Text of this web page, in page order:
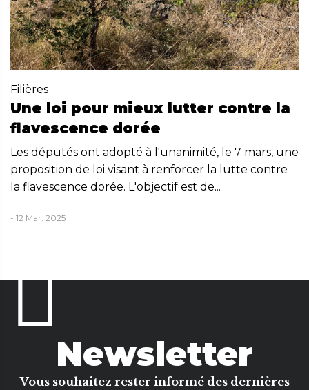
Filières
Une loi pour mieux lutter contre la
flavescence dorée
Les députés ont adopté à l'unanimité, le 7 mars, une
proposition de loi visant à renforcer la lutte contre
la flavescence dorée. L'objectif est de...
- 12 Mar. 2025
Newsletter
Vous souhaitez rester informé des dernières